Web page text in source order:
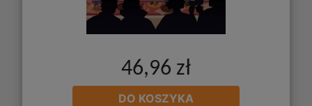
46,96 zł
DO KOSZYKA